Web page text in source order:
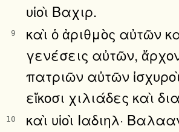
υἱοὶ Βαχιρ.
9
καὶ ὁ ἀριθμὸς αὐτῶν
γενέσεις αὐτῶν,
πατριῶν αὐτῶν
εἴκοσι χιλιάδες καὶ
10
καὶ υἱοὶ Ιαδιηλ·